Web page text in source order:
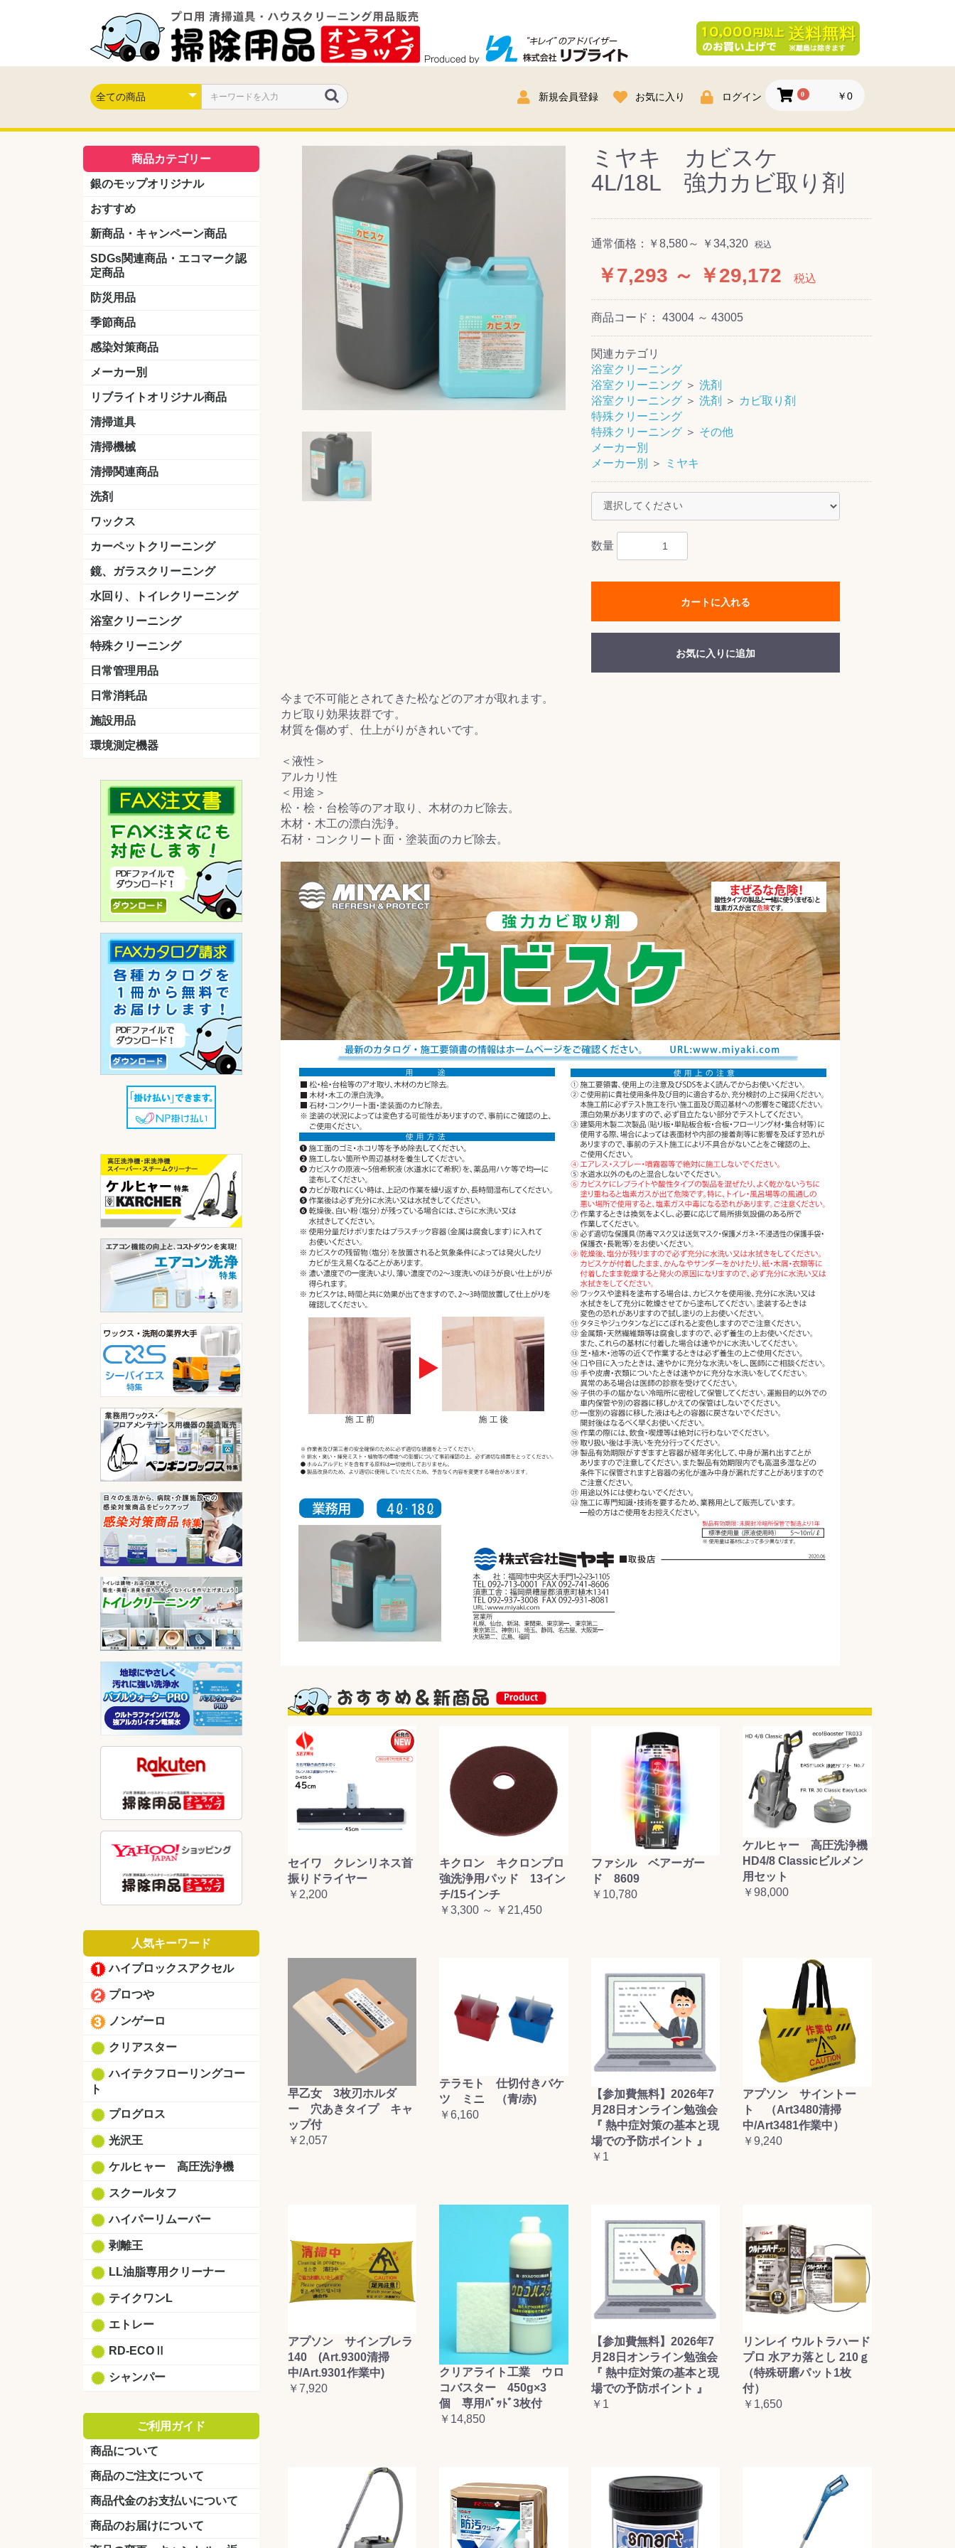
新規会員登録 お気に入り ログイン 0 ￥0
商品カテゴリー
銀のモップオリジナル
おすすめ
新商品・キャンペーン商品
キャンペーン商品
新製品
SDGs関連商品・エコマーク認
定商品
防災用品
季節商品
感染対策商品
おう吐物
除菌洗剤
うがい薬
マスク
手洗い石鹸
手指消毒
手袋
メーカー別
クオリティ
ニイタカ
シーバイエス 樹脂ワックス(一般製品)
ドライメンテナンス用樹
脂仕上げ剤
ニュートラ フロアケアシ
天然石材用・テラゾー・
コンクリート用
リンレイ
ペンギンワックス
ドライメンテナンス用樹
脂ワックス
横浜油脂工業
ミッケル化学（旧：スイショウ
ユシロ化学
コニシ
つやげん
ダイカ商事
スリーエムジャパン
山崎産業
テラモト
セイワ
エトレー
ラバーメイド
ジャパックス
日本サニパック
ケルヒャー
マキタ
ショーワグローブ
花王
サラヤ
アルボース
コスケム
ミヤキ
紺商
信徳ポミー
リブライトオリジナル商品
LLオレンジクリーナー
LL油脂専用クリーナー
LLワックスモップ
LL-21
マーベラスiL
清掃道具
ほうき
ちりとり
モップ及び関連品 ワンタッチ式モップ
水切りドライヤー
その他アタッチメント
(ワンタッチ式用)
モップ ワックス塗布
ハードフロア用ダストモップ
テラモト
その他
清掃機械
掃除機
ドライバキューム
アップライトバキューム
コードレスタイプ
高圧洗浄機
吸水機
カーペット用マシン
送風機
ポリッシャー スタンダード
高速回転
ハンディポリッシャー
関連商品
ポリッシャー・自動床洗浄機用
掃除機用紙パック
その他
清掃関連商品
ダストカート
台車
移動式バレット
脚立
モップハンガー
サインボード
光沢計
カーペット汚染度計
洗剤
床用表面洗浄剤
ハクリ剤
厨房用
工場用
石材用
サビ用
木材用
タイル用
外壁用
壁面用
手あか用
病院用
除菌用
ワックス
樹脂ワックス
半樹脂ワックス
フローリング用
病院用ワックス
中性ワックス
石材用
木床用
その他
カーペットクリーニング
洗剤
ブラシ
パット
その他
鏡、ガラスクリーニング
ガラスワイパー
シャンパー(ウオッシャー)
ガラススクイジー
ケレン
ツールホルダー
洗剤 うろこ取り
天井・高所作業
水回り、トイレクリーニング
洗剤
尿石除去剤
水アカ除去剤
排水管つまり除去剤
消臭・防臭剤
道具
浴室クリーニング
洗剤
道具
特殊クリーニング
石材
エアコン
外壁
その他
日常管理用品
クリーナー
洗濯用洗剤
油汚れ落とし
サビ取り剤
タバコ専用消臭
日常消耗品
トイレットペーパー
ペーパータオル
便座除菌クリーナー
ポリ袋
施設用品
マット・他
ベンチ
灰皿
傘立
くず入れ
環境測定機器
人気キーワード
ハイプロックスアクセル
プロつや
ノンゲーロ
クリアスター
ハイテクフローリングコー
ト
プログロス
光沢王
ケルヒャー 高圧洗浄機
スクールタフ
ハイパーリムーバー
剥離王
LL油脂専用クリーナー
テイクワンL
エトレー
RD-ECOⅡ
シャンパー
ご利用ガイド
商品について
商品のご注文について
商品代金のお支払いについて
商品のお届けについて
ミヤキ カビスケ
4L/18L 強力カビ取り剤
通常価格： ￥8,580～ ￥34,320 税込
￥7,293 ～ ￥29,172 税込
商品コード： 43004 ～ 43005
関連カテゴリ
浴室クリーニング
浴室クリーニング ＞ 洗剤
浴室クリーニング ＞ 洗剤 ＞ カビ取り剤
特殊クリーニング
特殊クリーニング ＞ その他
メーカー別
メーカー別
＞ ミヤキ
数量
カートに入れる
お買い物を続ける カートへ進む
お気に入りに追加
今まで不可能とされてきた松などのアオが取れます。
カビ取り効果抜群です。
材質を傷めず、仕上がりがきれいです。
＜液性＞
アルカリ性
＜用途＞
松・桧・台桧等のアオ取り、木材のカビ除去。
木材・木工の漂白洗浄。
石材・コンクリート面・塗装面のカビ除去。
セイワ クレンリネス首
振りドライヤー
￥2,200
キクロン キクロンプロ
強洗浄用パッド 13イン
チ/15インチ
￥3,300 ～ ￥21,450
ファシル ベアーガー
ド 8609
￥10,780
ケルヒャー 高圧洗浄機
HD4/8 Classicビルメン
用セット
￥98,000
早乙女 3枚刃ホルダ
ー 穴あきタイプ キャ
ップ付
￥2,057
テラモト 仕切付きバケ
ツ ミニ （青/赤)
￥6,160
【参加費無料】2026年7
月28日オンライン勉強会
『 熱中症対策の基本と現
場での予防ポイント 』
￥1
アプソン サイントー
ト （Art3480清掃
中/Art3481作業中）
￥9,240
アプソン サインブレラ
140 (Art.9300清掃
中/Art.9301作業中)
￥7,920
クリアライト工業 ウロ
コバスター 450g×3
個 専用ﾊﾟｯﾄﾞ3枚付
￥14,850
【参加費無料】2026年7
月28日オンライン勉強会
『 熱中症対策の基本と現
場での予防ポイント 』
￥1
リンレイ ウルトラハード
プロ 水アカ落とし 210ｇ
（特殊研磨パット1枚
付）
￥1,650